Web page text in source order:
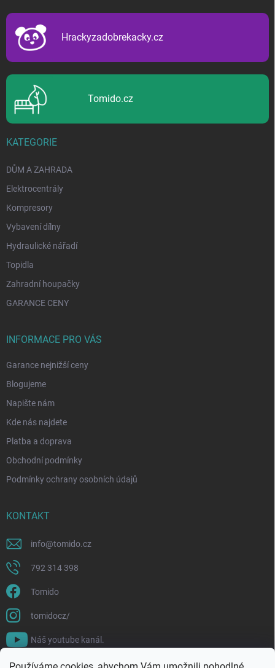
Hrackyzadobrekacky.cz
Tomido.cz
KATEGORIE
DŮM A ZAHRADA
Elektrocentrály
Kompresory
Vybavení dílny
Hydraulické nářadí
Topidla
Zahradní houpačky
GARANCE CENY
INFORMACE PRO VÁS
Garance nejnižší ceny
Blogujeme
Napište nám
Kde nás najdete
Platba a doprava
Obchodní podmínky
Podmínky ochrany osobních údajů
KONTAKT
info@tomido.cz
792 314 398
Tomido
tomidocz/
Náš youtube kanál.